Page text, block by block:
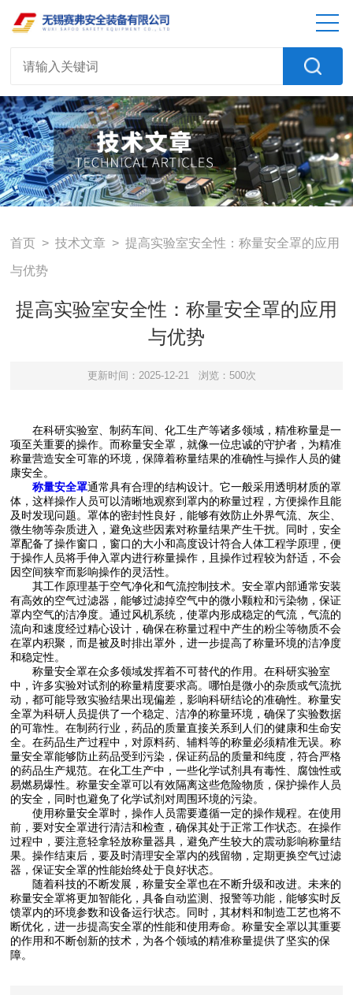
首页 >技术文章 > 提高实验室安全性：称量安全罩的应用
与优势
提高实验室安全性：称量安全罩的应用
与优势
更新时间：2025-12-21 浏览：500次
在科研实验室、制药车间、化工生产等诸多领域，精准称量是一
项至关重要的操作。而称量安全罩，就像一位忠诚的守护者，为精准
称量营造安全可靠的环境，保障着称量结果的准确性与操作人员的健
康安全。
称量安全罩通常具有合理的结构设计。它一般采用透明材质的罩
体，这样操作人员可以清晰地观察到罩内的称量过程，方便操作且能
及时发现问题。罩体的密封性良好，能够有效防止外界气流、灰尘、
微生物等杂质进入，避免这些因素对称量结果产生干扰。同时，安全
罩配备了操作窗口，窗口的大小和高度设计符合人体工程学原理，便
于操作人员将手伸入罩内进行称量操作，且操作过程较为舒适，不会
因空间狭窄而影响操作的灵活性。
其工作原理基于空气净化和气流控制技术。安全罩内部通常安装
有高效的空气过滤器，能够过滤掉空气中的微小颗粒和污染物，保证
罩内空气的洁净度。通过风机系统，使罩内形成稳定的气流，气流的
流向和速度经过精心设计，确保在称量过程中产生的粉尘等物质不会
在罩内积聚，而是被及时排出罩外，进一步提高了称量环境的洁净度
和稳定性。
称量安全罩在众多领域发挥着不可替代的作用。在科研实验室
中，许多实验对试剂的称量精度要求高。哪怕是微小的杂质或气流扰
动，都可能导致实验结果出现偏差，影响科研结论的准确性。称量安
全罩为科研人员提供了一个稳定、洁净的称量环境，确保了实验数据
的可靠性。在制药行业，药品的质量直接关系到人们的健康和生命安
全。在药品生产过程中，对原料药、辅料等的称量必须精准无误。称
量安全罩能够防止药品受到污染，保证药品的质量和纯度，符合严格
的药品生产规范。在化工生产中，一些化学试剂具有毒性、腐蚀性或
易燃易爆性。称量安全罩可以有效隔离这些危险物质，保护操作人员
的安全，同时也避免了化学试剂对周围环境的污染。
使用称量安全罩时，操作人员需要遵循一定的操作规程。在使用
前，要对安全罩进行清洁和检查，确保其处于正常工作状态。在操作
过程中，要注意轻拿轻放称量器具，避免产生较大的震动影响称量结
果。操作结束后，要及时清理安全罩内的残留物，定期更换空气过滤
器，保证安全罩的性能始终处于良好状态。
随着科技的不断发展，称量安全罩也在不断升级和改进。未来的
称量安全罩将更加智能化，具备自动监测、报警等功能，能够实时反
馈罩内的环境参数和设备运行状态。同时，其材料和制造工艺也将不
断优化，进一步提高安全罩的性能和使用寿命。称量安全罩以其重要
的作用和不断创新的技术，为各个领域的精准称量提供了坚实的保
障。